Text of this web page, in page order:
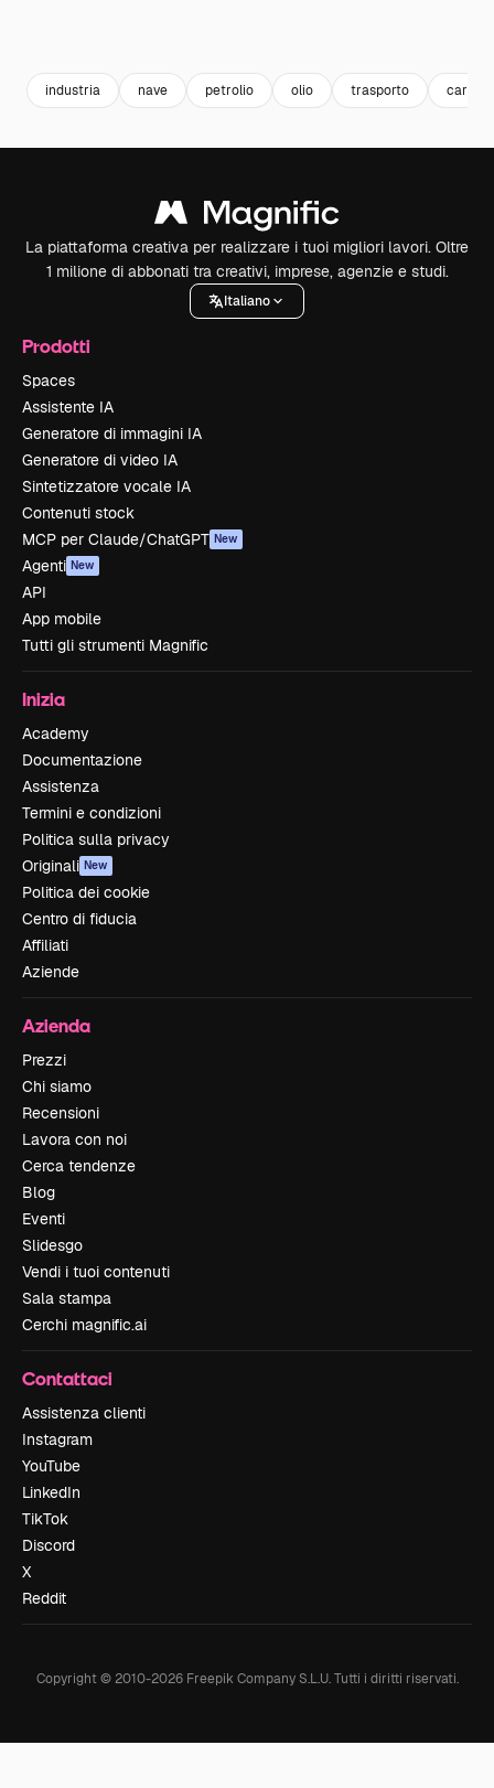
industria nave petrolio olio trasporto carico
La piattaforma creativa per realizzare i tuoi migliori lavori. Oltre
1 milione di abbonati tra creativi, imprese, agenzie e studi.
Italiano
Prodotti
Spaces
Assistente IA
Generatore di immagini IA
Generatore di video IA
Sintetizzatore vocale IA
Contenuti stock
MCP per Claude/ChatGPT New
Agenti New
API
App mobile
Tutti gli strumenti Magnific
Inizia
Academy
Documentazione
Assistenza
Termini e condizioni
Politica sulla privacy
Originali New
Politica dei cookie
Centro di fiducia
Affiliati
Aziende
Azienda
Prezzi
Chi siamo
Recensioni
Lavora con noi
Cerca tendenze
Blog
Eventi
Slidesgo
Vendi i tuoi contenuti
Sala stampa
Cerchi magnific.ai
Contattaci
Assistenza clienti
Instagram
YouTube
LinkedIn
TikTok
Discord
X
Reddit
Copyright © 2010-2026Freepik Company S.L.U. Tutti i diritti riservati.